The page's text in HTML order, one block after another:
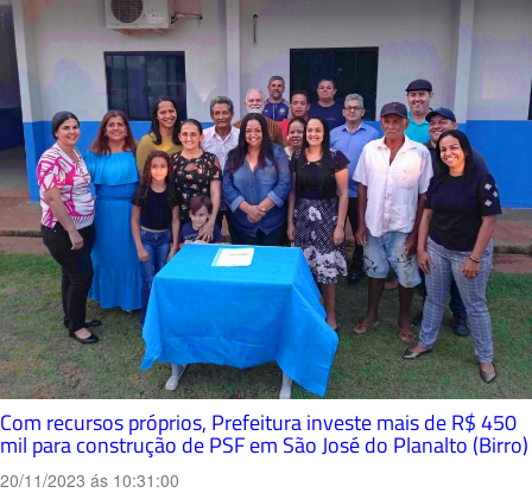
Com recursos próprios, Prefeitura investe mais de R$ 450
mil para construção de PSF em São José do Planalto (Birro)
20/11/2023 ás 10:31:00